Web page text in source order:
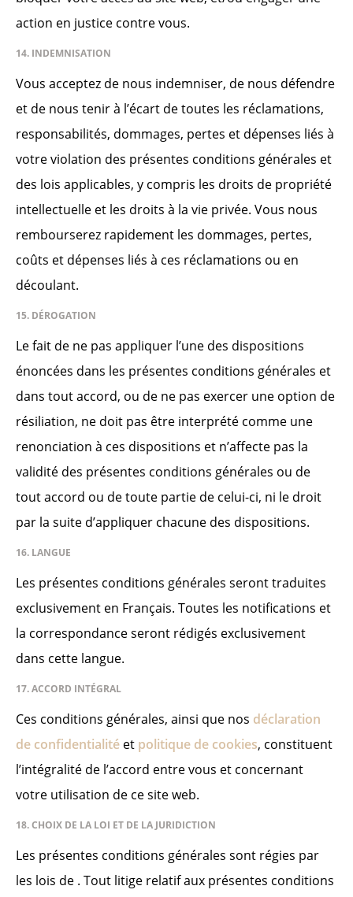
action en justice contre vous.
14. INDEMNISATION
Vous acceptez de nous indemniser, de nous défendre
et de nous tenir à l’écart de toutes les réclamations,
responsabilités, dommages, pertes et dépenses liés à
votre violation des présentes conditions générales et
des lois applicables, y compris les droits de propriété
intellectuelle et les droits à la vie privée. Vous nous
rembourserez rapidement les dommages, pertes,
coûts et dépenses liés à ces réclamations ou en
découlant.
15. DÉROGATION
Le fait de ne pas appliquer l’une des dispositions
énoncées dans les présentes conditions générales et
dans tout accord, ou de ne pas exercer une option de
résiliation, ne doit pas être interprété comme une
renonciation à ces dispositions et n’affecte pas la
validité des présentes conditions générales ou de
tout accord ou de toute partie de celui-ci, ni le droit
par la suite d’appliquer chacune des dispositions.
16. LANGUE
Les présentes conditions générales seront traduites
exclusivement en Français. Toutes les notifications et
la correspondance seront rédigés exclusivement
dans cette langue.
17. ACCORD INTÉGRAL
Ces conditions générales, ainsi que nos déclaration
de confidentialité et politique de cookies, constituent
l’intégralité de l’accord entre vous et concernant
votre utilisation de ce site web.
18. CHOIX DE LA LOI ET DE LA JURIDICTION
Les présentes conditions générales sont régies par
les lois de . Tout litige relatif aux présentes conditions